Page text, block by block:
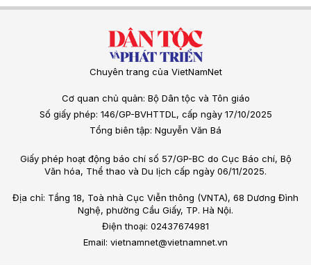
Chuyên trang của VietNamNet
Cơ quan chủ quản: Bộ Dân tộc và Tôn giáo
Số giấy phép: 146/GP-BVHTTDL, cấp ngày 17/10/2025
Tổng biên tập: Nguyễn Văn Bá
Giấy phép hoạt động báo chí số 57/GP-BC do Cục Báo chí, Bộ
Văn hóa, Thể thao và Du lịch cấp ngày 06/11/2025.
Địa chỉ: Tầng 18, Toà nhà Cục Viễn thông (VNTA), 68 Dương Đình
Nghệ, phường Cầu Giấy, TP. Hà Nội.
Điện thoại: 02437674981
Email: vietnamnet@vietnamnet.vn